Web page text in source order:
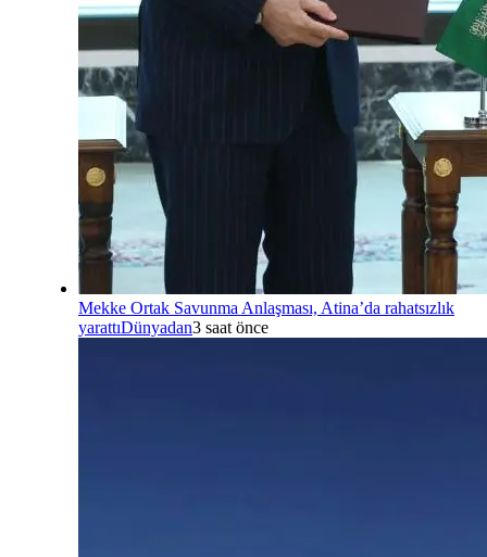
Mekke Ortak Savunma Anlaşması, Atina’da rahatsızlık
yarattıDünyadan3 saat önce